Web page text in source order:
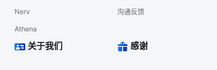
Nerv
Athena
沟通反馈
关于我们 感谢